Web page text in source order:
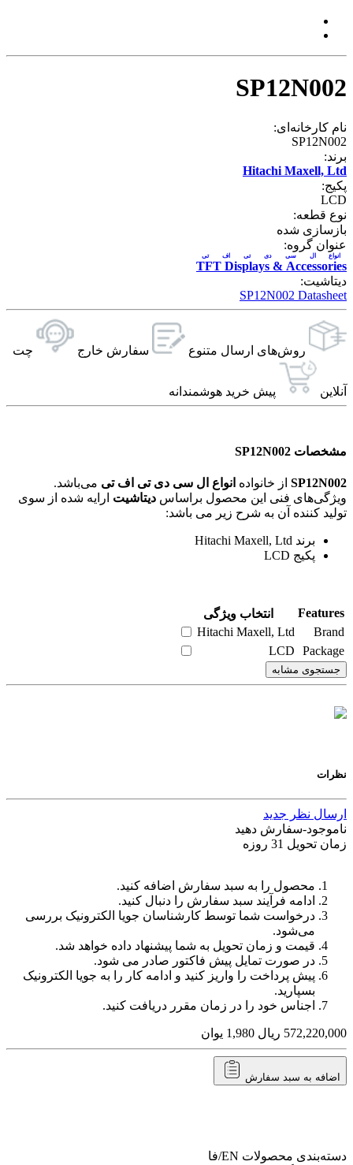
SP12N002
نام کارخانه‌ای:
SP12N002
برند:
Hitachi Maxell, Ltd
پکیج:
LCD
نوع قطعه:
بازسازی شده
عنوان گروه:
TFT Displays & Accessories
انواع ال سی دی تی اف تی
دیتاشیت:
SP12N002 Datasheet
روش‌های ارسال‌ متنوع سفارش خارج چت
آنلاین پیش خرید هوشمندانه
مشخصات SP12N002
SP12N002 از خانواده انواع ال سی دی تی اف تی می‌باشد.
ویژگی‌های فنی این محصول براساس دیتاشیت ارایه شده از سوی
تولید کننده آن به شرح زیر می باشد:
برند Hitachi Maxell, Ltd
پکیج LCD
Features
انتخاب ویژگی
Brand
Hitachi Maxell, Ltd
Package
LCD
جستجوی مشابه
نظرات
ارسال نظر جدید
ناموجود-سفارش دهید
زمان تحویل 31 روزه
محصول را به سبد سفارش اضافه کنید.
ادامه فرآیند سبد سفارش را دنبال کنید.
درخواست شما توسط کارشناسان جویا الکترونیک بررسی
می‌شود.
قیمت و زمان تحویل به شما پیشنهاد داده خواهد شد.
در صورت تمایل پیش فاکتور صادر می شود.
پیش پرداخت را واریز کنید و ادامه کار را به جویا الکترونیک
بسپارید.
اجناس خود را در زمان مقرر دریافت کنید.
572,220,000 ریال 1,980 یوان
اضافه به سبد سفارش
دسته‌بندی محصولات EN/فا